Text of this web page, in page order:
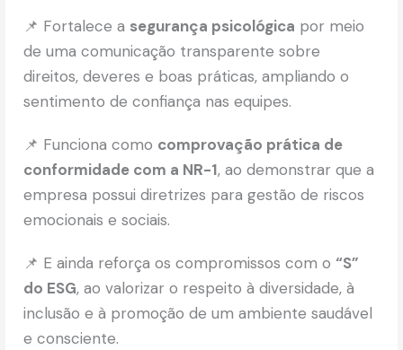
📌 Fortalece a segurança psicológica por meio
de uma comunicação transparente sobre
direitos, deveres e boas práticas, ampliando o
sentimento de confiança nas equipes.
📌 Funciona como comprovação prática de
conformidade com a NR-1, ao demonstrar que a
empresa possui diretrizes para gestão de riscos
emocionais e sociais.
📌 E ainda reforça os compromissos com o“S”
do ESG, ao valorizar o respeito à diversidade, à
inclusão e à promoção de um ambiente saudável
e consciente.